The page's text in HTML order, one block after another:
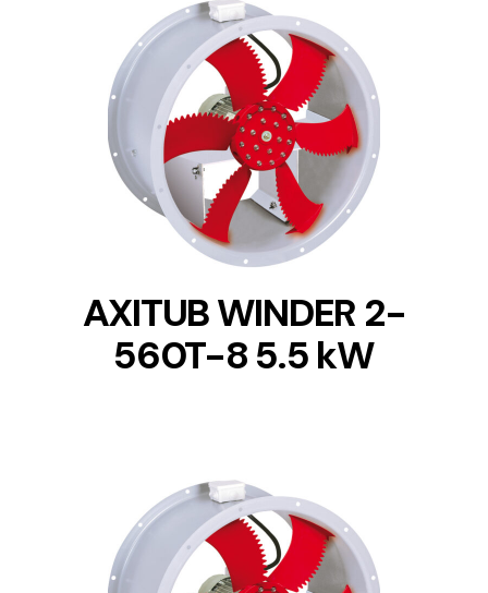
DETAILS
AXITUB WINDER 2-
560T-8 5.5 kW